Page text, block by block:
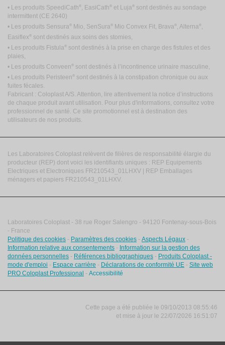
• Les produits SpeediCath ® , EasiCath ® et Luja ®
sont destinés au sondage
intermittent (CE 2640)
• Les produits Sensura ® Mio, SenSura ® Mio Convex Fit, Brava ® , Alterna ® ,
Easiflex ®
sont destinés aux soins des stomies,
• Les produits Fistula ®
sont destinés à la prise en charge des fistules et des
plaies,
• Les produits Conveen ®
sont destinés à l’incontinence urinaire masculine,
• Les produits Peristeen ®
sont destinés à la constipation chronique ou aux
fuites fécales.
Fabricant : Coloplast A/S. Attention, lire attentivement la notice d’instructions
de chaque produit avant utilisation. Pour plus d'informations, consultez votre
professionnel de santé. Ce site promotionnel est à destination des
utilisateurs de nos produits.
Les Laboratoires Coloplast relèvent de filières de responsabilité élargie du
producteur (REP) dont voici les identifiants uniques : REP Equipements
Electriques et Electroniques FR210543_01LHXV | REP Emballages
ménagers et papiers FR210543_01LHXV.
Laboratoires Coloplast - 38 rue Roger Salengro - 94120 Fontenay-sous-Bois
- France
Politique des cookies - Paramètres des cookies - Aspects Légaux -
Information relative aux consentements - Information sur la gestion des
données personnelles - Références bibliographiques - Produits Coloplast -
mode d'emploi - Espace carrière - Déclarations de conformité UE - Site web
PRO Coloplast Professional - Accessibilité
Cette page a été publiée le 09/10/2013 08:55:46
et mise à jour le 22/07/2026 16:51:07